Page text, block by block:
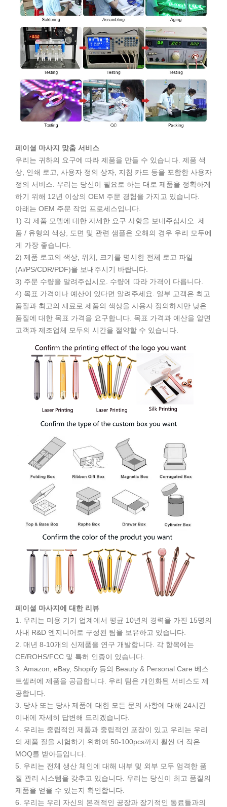
페이셜 마사지 맞춤 서비스
우리는 귀하의 요구에 따라 제품을 만들 수 있습니다. 제품 색
상, 인쇄 로고, 사용자 정의 상자, 지침 카드 등을 포함한 사용자
정의 서비스. 우리는 당신이 필요로 하는 대로 제품을 정확하게
하기 위해 12년 이상의 OEM 주문 경험을 가지고 있습니다.
아래는 OEM 주문 작업 프로세스입니다.
1) 각 제품 모델에 대한 자세한 요구 사항을 보내주십시오. 제
품 / 유형의 색상, 도면 및 관련 샘플은 오해의 경우 우리 모두에
게 가장 좋습니다.
2) 제품 로고의 색상, 위치, 크기를 명시한 전체 로고 파일
(Ai/PS/CDR/PDF)을 보내주시기 바랍니다.
3) 주문 수량을 알려주십시오. 수량에 따라 가격이 다릅니다.
4) 목표 가격이나 예산이 있다면 알려주세요. 일부 고객은 최고
품질과 최고의 재료로 제품의 색상을 사용자 정의하지만 낮은
품질에 대한 목표 가격을 요구합니다. 목표 가격과 예산을 알면
고객과 제조업체 모두의 시간을 절약할 수 있습니다.
페이셜 마사지에 대한 리뷰
1. 우리는 미용 기기 업계에서 평균 10년의 경력을 가진 15명의
사내 R&D 엔지니어로 구성된 팀을 보유하고 있습니다.
2. 매년 8-10개의 신제품을 연구 개발합니다. 각 항목에는
CE/ROHS/FCC 및 특허 인증이 있습니다.
3. Amazon, eBay, Shopify 등의 Beauty & Personal Care 베스
트셀러에 제품을 공급합니다. 우리 팀은 개인화된 서비스도 제
공합니다.
3. 당사 또는 당사 제품에 대한 모든 문의 사항에 대해 24시간
이내에 자세히 답변해 드리겠습니다.
4. 우리는 중립적인 제품과 중립적인 포장이 있고 우리는 우리
의 제품 질을 시험하기 위하여 50-100pcs까지 훨씬 더 작은
MOQ를 받아들입니다.
5. 우리는 전체 생산 체인에 대해 내부 및 외부 모두 엄격한 품
질 관리 시스템을 갖추고 있습니다. 우리는 당신이 최고 품질의
제품을 얻을 수 있는지 확인합니다.
6. 우리는 우리 자신의 본격적인 공장과 장기적인 동료들과의